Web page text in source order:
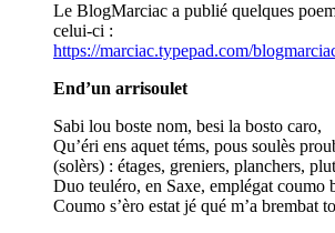
Le BlogMarciac a publié quelques
celui-ci :
https://marciac.typepad.com/
End’un arrisoulet
Sabi lou boste nom, besi la bosto caro,
Qu’éri ens aquet téms, pous soulès
(solèrs) : étages, greniers, planchers,
Duo teuléro, en Saxe, emplégat coumo
Coumo s’èro estat jé qué m’a brembat